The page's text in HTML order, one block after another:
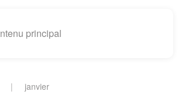
principal
janvier